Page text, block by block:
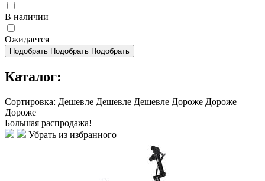
В наличии
Ожидается
Подобрать Подобрать Подобрать
Каталог:
Сортировка: Дешевле Дешевле Дешевле Дороже Дороже
Дороже
Большая распродажа!
Убрать из избранного